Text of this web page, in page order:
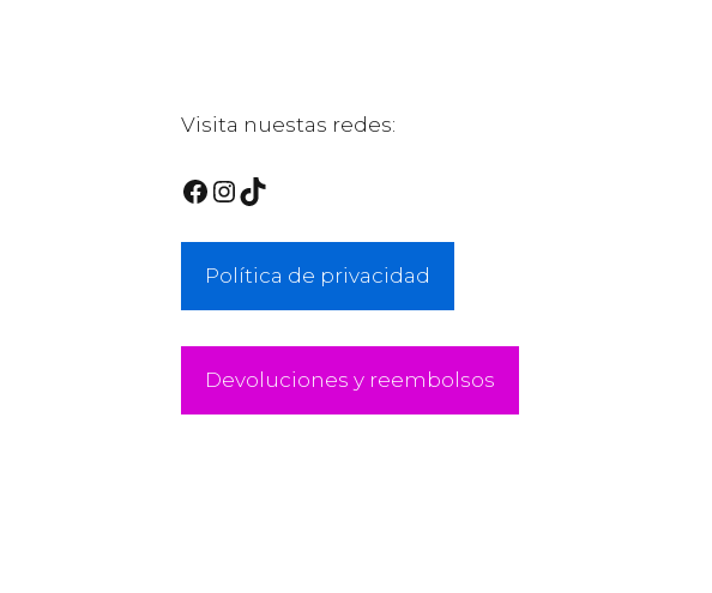
Visita nuestas redes:
Facebook
Instagram
TikTok
Política de privacidad
Devoluciones y reembolsos